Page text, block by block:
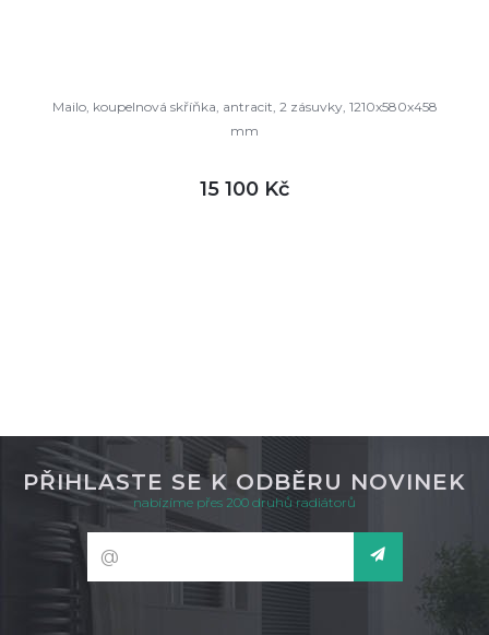
Mailo, koupelnová skříňka, antracit, 2 zásuvky, 1210x580x458
mm
15 100 Kč
PŘIHLASTE SE K ODBĚRU NOVINEK
nabízíme přes 200 druhů radiátorů